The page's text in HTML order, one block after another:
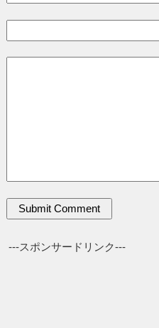
---スポンサードリンク---